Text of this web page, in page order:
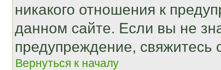
никакого отношения к
данном сайте. Если вы не
предупреждение,
Вернуться к началу